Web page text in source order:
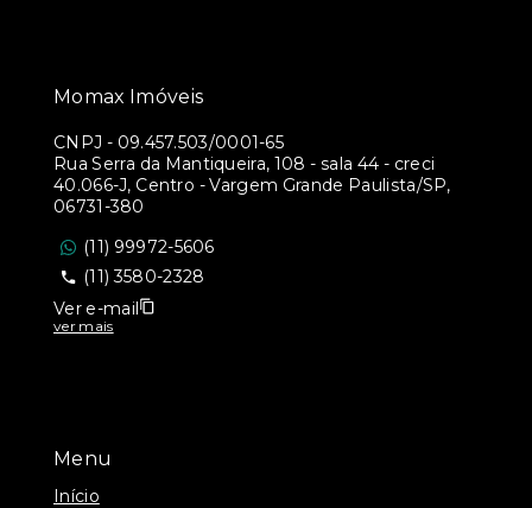
Menu
Início
Momax Imóveis
CNPJ - 09.457.503/0001-65
Rua Serra da Mantiqueira, 108 - sala 44 - creci
40.066-J, Centro - Vargem Grande Paulista/SP,
06731-380
(11) 99972-5606
(11) 3580-2328
Ver e-mail
ver mais